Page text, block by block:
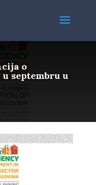
o
septembru u